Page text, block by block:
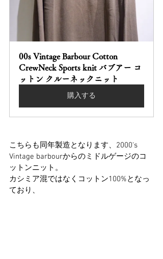
00s Vintage Barbour Cotton
CrewNeck Sports knit バブアー コ
ットン クルーネックニット
購入する
こちらも同年製造となります、2000's
Vintage barbourからのミドルゲージのコ
ットンニット。
カシミア混ではなくコットン100%となっ
ており、